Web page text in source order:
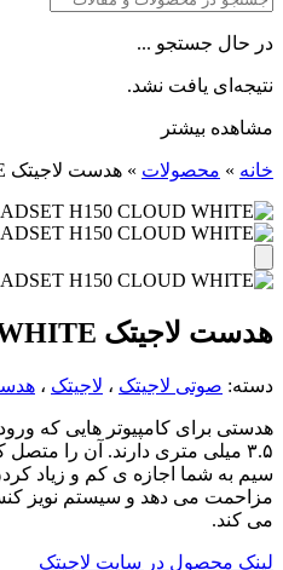
در حال جستجو ...
نتیجه‌ای یافت نشد.
مشاهده بیشتر
خانه » محصولات » هدست لاجیتک H150 CLOUD WHITE
هدست لاجیتک H150 CLOUD WHITE
دسته: صوتی لاجیتک ، لاجیتک ،
هدستی برای کامپیوتر هایی که
۳.۵ میلی متری دارند. آن را
سیم به شما اجازه ی کم و زیاد
مزاحمت می دهد و سیستم نویز
می کند.
لینک محصول در سایت لاجیتک